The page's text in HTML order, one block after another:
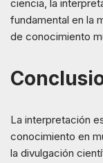
ciencia, la
fundamental en la
de conocimiento
La interpretación
conocimiento en
la divulgación